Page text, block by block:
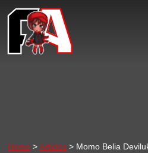
Home >Articles > Momo Belia